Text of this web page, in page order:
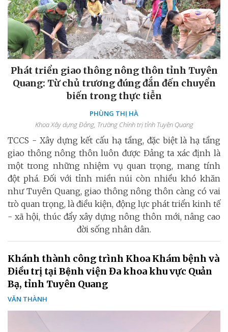
Phát triển giao thông nông thôn tỉnh Tuyên
Quang: Từ chủ trương đúng đắn đến chuyển
biến trong thực tiễn
PHÙNG THỊ HÀ
Khoa Xây dựng Đảng, Trường Chính trị tỉnh Tuyên Quang
TCCS - Xây dựng kết cấu hạ tầng, đặc biệt là hạ tầng
giao thông nông thôn luôn được Đảng ta xác định là
một trong những nhiệm vụ quan trọng, mang tính
đột phá. Đối với tỉnh miền núi còn nhiều khó khăn
như Tuyên Quang, giao thông nông thôn càng có vai
trò quan trọng, là điều kiện, động lực phát triển kinh tế
- xã hội, thúc đẩy xây dựng nông thôn mới, nâng cao
đời sống nhân dân.
Khánh thành công trình Khoa Khám bệnh và
Điều trị tại Bệnh viện Đa khoa khu vực Quản
Bạ, tỉnh Tuyên Quang
VĂN THÀNH